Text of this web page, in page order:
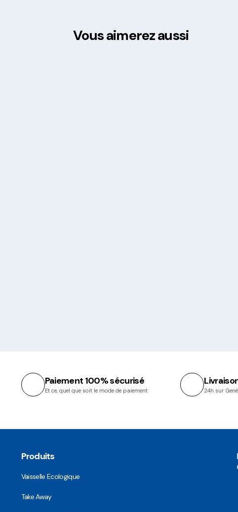
Vous aimerez aussi
Paiement 100% sécurisé
Et ce, quel que soit le mode de paiement 24h sur
Produits
Vaisselle Ecologique
Take Away